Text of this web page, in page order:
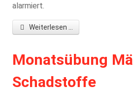
alarmiert.
Weiterlesen ...
Monatsübung
Schadstoffe